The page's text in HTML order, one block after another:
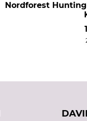
Nordforest